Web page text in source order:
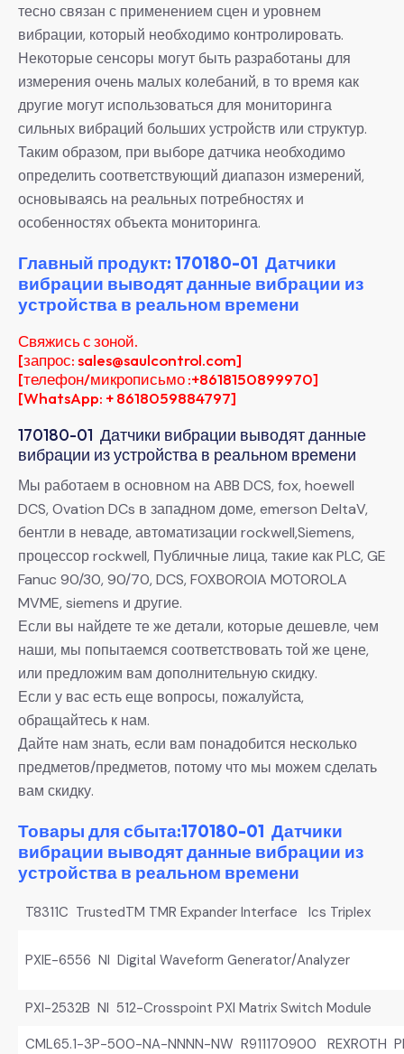
тесно связан с применением сцен и уровнем
вибрации, который необходимо контролировать.
Некоторые сенсоры могут быть разработаны для
измерения очень малых колебаний, в то время как
другие могут использоваться для мониторинга
сильных вибраций больших устройств или структур.
Таким образом, при выборе датчика необходимо
определить соответствующий диапазон измерений,
основываясь на реальных потребностях и
особенностях объекта мониторинга.
Главный продукт: 170180-01 Датчики
вибрации выводят данные вибрации из
устройства в реальном времени
Свяжись с зоной.
[запрос: sales@saulcontrol.com]
[телефон/микрописьмо :+8618150899970]
[WhatsApp: + 8618059884797]
170180-01 Датчики вибрации выводят данные
вибрации из устройства в реальном времени
Мы работаем в основном на ABB DCS, fox, hoewell
DCS, Ovation DCs в западном доме, emerson DeltaV,
бентли в неваде, автоматизации rockwell,Siemens,
процессор rockwell, Публичные лица, такие как PLC, GE
Fanuc 90/30, 90/70, DCS, FOXBOROIA MOTOROLA
MVME, siemens и другие.
Если вы найдете те же детали, которые дешевле, чем
наши, мы попытаемся соответствовать той же цене,
или предложим вам дополнительную скидку.
Если у вас есть еще вопросы, пожалуйста,
обращайтесь к нам.
Дайте нам знать, если вам понадобится несколько
предметов/предметов, потому что мы можем сделать
вам скидку.
Товары для сбыта:170180-01 Датчики
вибрации выводят данные вибрации из
устройства в реальном времени
T8311C TrustedTM TMR Expander Interface Ics Triplex
PXIE-6556 NI Digital Waveform Generator/Analyzer
PXI-2532B NI 512-Crosspoint PXI Matrix Switch Module
CML65.1-3P-500-NA-NNNN-NW R911170900 REXROTH